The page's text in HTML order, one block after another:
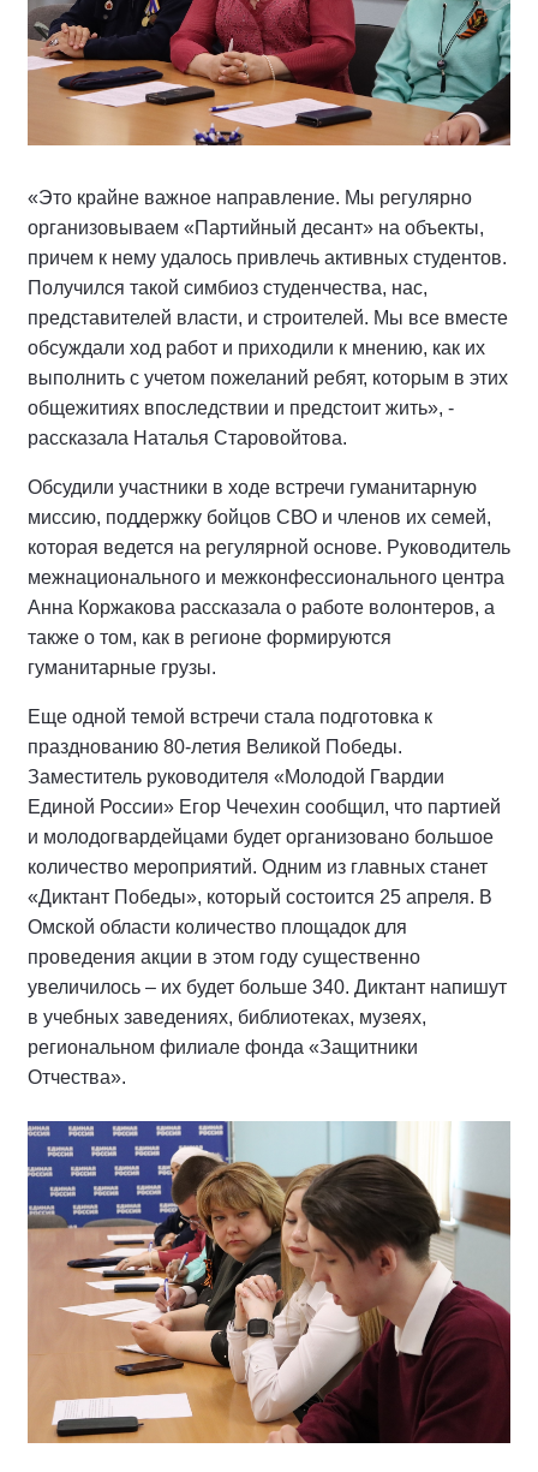
«Это крайне важное направление. Мы регулярно
организовываем «Партийный десант» на объекты,
причем к нему удалось привлечь активных студентов.
Получился такой симбиоз студенчества, нас,
представителей власти, и строителей. Мы все вместе
обсуждали ход работ и приходили к мнению, как их
выполнить с учетом пожеланий ребят, которым в этих
общежитиях впоследствии и предстоит жить», -
рассказала Наталья Старовойтова.
Обсудили участники в ходе встречи гуманитарную
миссию, поддержку бойцов СВО и членов их семей,
которая ведется на регулярной основе. Руководитель
межнационального и межконфессионального центра
Анна Коржакова рассказала о работе волонтеров, а
также о том, как в регионе формируются
гуманитарные грузы.
Еще одной темой встречи стала подготовка к
празднованию 80-летия Великой Победы.
Заместитель руководителя «Молодой Гвардии
Единой России» Егор Чечехин сообщил, что партией
и молодогвардейцами будет организовано большое
количество мероприятий. Одним из главных станет
«Диктант Победы», который состоится 25 апреля. В
Омской области количество площадок для
проведения акции в этом году существенно
увеличилось – их будет больше 340. Диктант напишут
в учебных заведениях, библиотеках, музеях,
региональном филиале фонда «Защитники
Отчества».